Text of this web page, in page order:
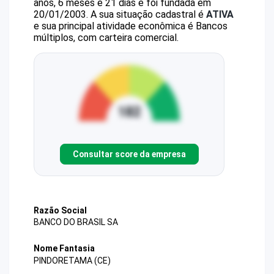
anos, 6 meses e 21 dias e foi fundada em
20/01/2003. A sua situação cadastral é ATIVA
e sua principal atividade econômica é Bancos
múltiplos, com carteira comercial.
Consultar score da empresa
Razão Social
BANCO DO BRASIL SA
Nome Fantasia
PINDORETAMA (CE)